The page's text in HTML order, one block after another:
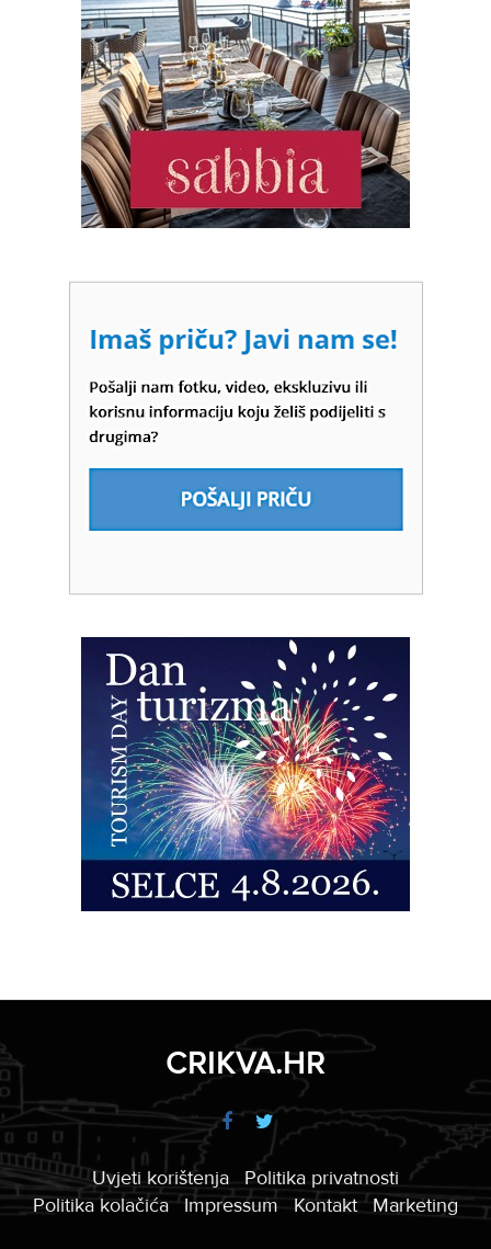
CRIKVA.HR
Uvjeti korištenja
Politika privatnosti
Politika kolačića
Impressum Kontakt Marketing